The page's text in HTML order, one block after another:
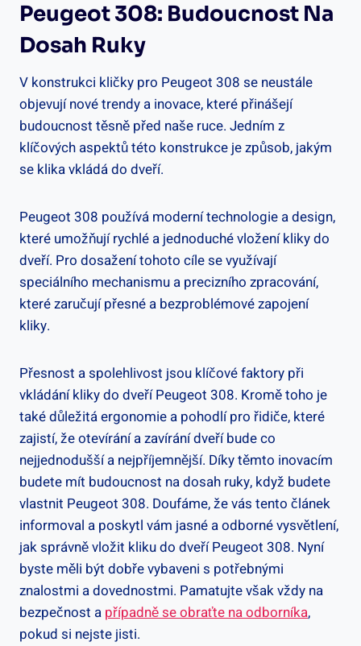
Peugeot 308:⁣ Budoucnost Na
Dosah Ruky
V konstrukci kličky pro Peugeot 308 se neustále
objevují nové trendy a inovace, které přinášejí
budoucnost těsně před naše ruce. ⁣Jedním z
klíčových aspektů této konstrukce je způsob,⁤ jakým
se klika vkládá do dveří.
Peugeot 308 používá moderní ​technologie a design,
které umožňují rychlé a jednoduché vložení kliky do
dveří. ⁤Pro dosažení tohoto cíle se využívají
speciálního mechanismu a precizního zpracování,
které zaručují přesné a bezproblémové zapojení
kliky.
Přesnost a spolehlivost jsou klíčové faktory při
vkládání kliky ⁤do dveří Peugeot 308.⁤ Kromě toho je
také důležitá ergonomie a pohodlí‍ pro‌ řidiče, které
zajistí, že otevírání a zavírání dveří bude co
nejjednodušší a nejpříjemnější. Díky těmto inovacím
budete mít budoucnost na dosah ruky, ‍když budete
vlastnit Peugeot 308. Doufáme, ‌že vás tento článek
informoval a poskytl vám jasné a odborné vysvětlení,
jak‍ správně vložit kliku do dveří Peugeot 308. Nyní
byste měli být dobře vybaveni s potřebnými
znalostmi a dovednostmi. Pamatujte však vždy na
bezpečnost a případně se obraťte na odborníka,
pokud si⁢ nejste jisti.